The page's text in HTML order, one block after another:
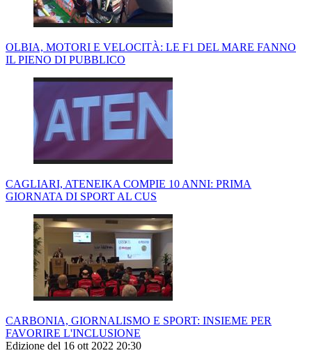
OLBIA, MOTORI E VELOCITÀ: LE F1 DEL MARE FANNO
IL PIENO DI PUBBLICO
CAGLIARI, ATENEIKA COMPIE 10 ANNI: PRIMA
GIORNATA DI SPORT AL CUS
CARBONIA, GIORNALISMO E SPORT: INSIEME PER
FAVORIRE L'INCLUSIONE
Edizione del 16 ott 2022 20:30